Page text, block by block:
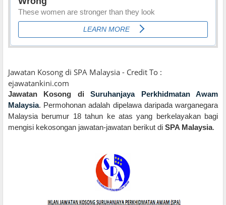
Jawatan Kosong di SPA Malaysia - Credit To :
ejawatankini.com
Jawatan Kosong diSuruhanjaya Perkhidmatan Awam
Malaysia. Permohonan adalah dipelawa daripada warganegara
Malaysia berumur 18 tahun ke atas yang berkelayakan bagi
mengisi kekosongan jawatan-jawatan berikut di SPA Malaysia.